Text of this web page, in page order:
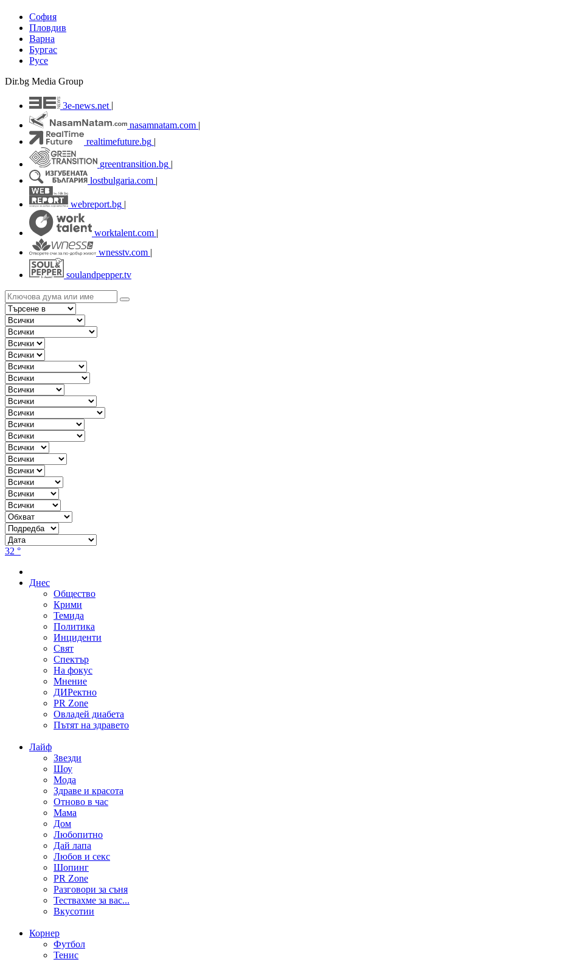
София
Пловдив
Варна
Бургас
Русе
Dir.bg Media Group
3e-news.net
nasamnatam.com |
realtimefuture.bg |
greentransition.bg |
lostbulgaria.com |
webreport.bg |
worktalent.com |
wnesstv.com |
soulandpepper.tv
32 °
Днес
Общество
Крими
Темида
Политика
Инциденти
Свят
Спектър
На фокус
Мнение
ДИРектно
PR Zone
Овладей диабета
Пътят на здравето
Лайф
Звезди
Шоу
Мода
Здраве и красота
Отново в час
Мама
Дом
Любопитно
Дай лапа
Любов и секс
Шопинг
PR Zone
Разговори за съня
Тествахме за вас...
Вкусотии
Корнер
Футбол
Тенис